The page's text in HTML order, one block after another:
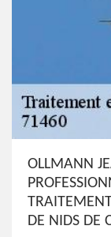
OLLMANN
DE NIDS DE